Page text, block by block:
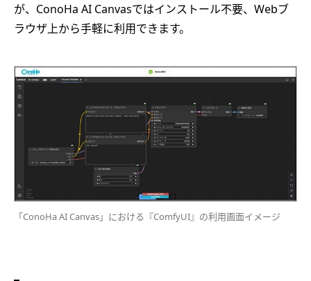
が、ConoHa AI Canvasではインストール不要、Webブ
ラウザ上から手軽に利用できます。
「ConoHa AI Canvas」における『ComfyUI』の利用画面イメージ